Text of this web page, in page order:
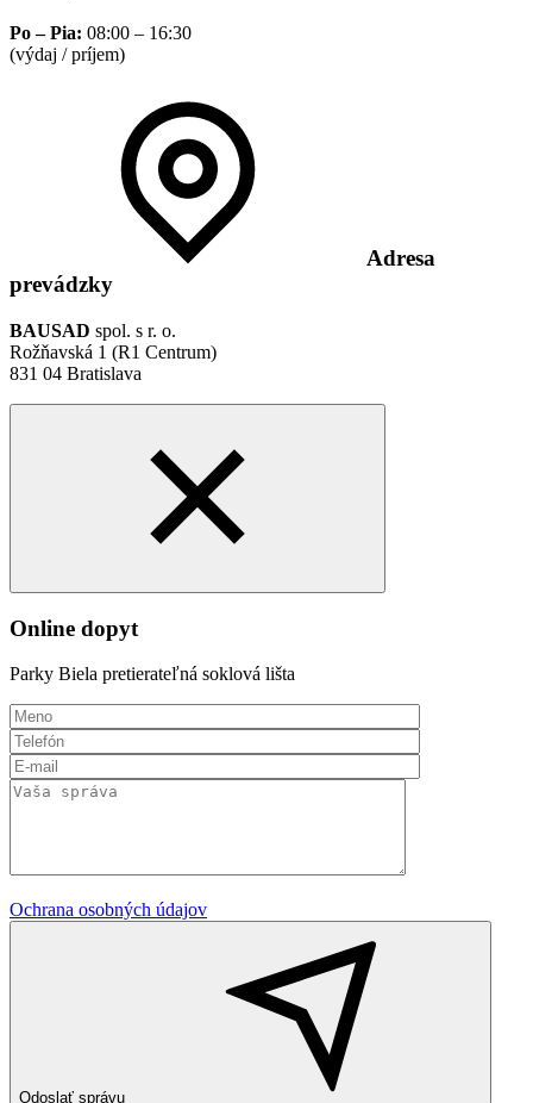
Po – Pia: 08:00 – 16:30
(výdaj / príjem)
Adresa
prevádzky
BAUSAD spol. s r. o.
Rožňavská 1 (R1 Centrum)
831 04 Bratislava
Online dopyt
Parky Biela pretierateľná soklová lišta
Ochrana osobných údajov
Odoslať správu